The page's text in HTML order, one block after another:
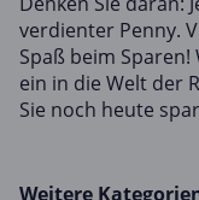
verdienter Penny.
Spaß beim
ein in die Welt der
Sie noch heute
Weitere